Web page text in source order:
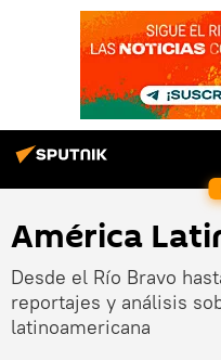
América
Desde el Río Bravo
reportajes y análisis
latinoamericana